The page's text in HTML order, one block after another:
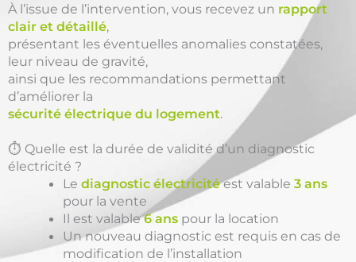
À l’issue de l’intervention, vous recevez un rapport
clair et détaillé,
présentant les éventuelles anomalies constatées,
leur niveau de gravité,
ainsi que les recommandations permettant
d’améliorer la
sécurité électrique du logement.
⏱️ Quelle est la durée de validité d’un diagnostic
électricité ?
Lediagnostic électricitéest valable3 ans
pour la vente
Il est valable6 ans pour la location
Un nouveau diagnostic est requis en cas de
modification de l’installation